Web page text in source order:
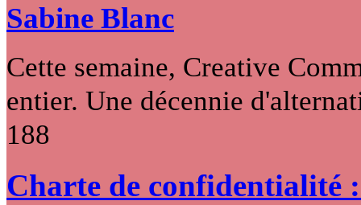
Sabine Blanc
Cette semaine, Creative
entier. Une décennie
188
Charte de confidentialité